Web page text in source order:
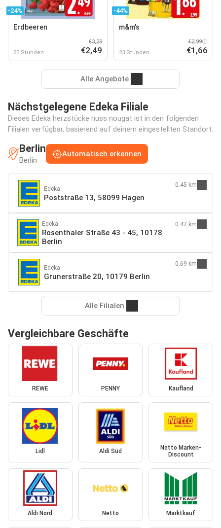
-24%
Erdbeeren
23 Stunden
€3,29
€2,49
-44%
m&m's
23 Stunden
€2,99
€1,66
Alle Angebote
Nächstgelegene Edeka Filiale
Dieses Edeka herzstücke nuss nougat ist in den folgenden
Filialen verfügbar, basierend auf deinem eingestellten Standort:
Berlin
Berlin
Automatisch erkennen
Edeka
Poststraße 13, 58099 Hagen
0.45 km
Edeka
Rosenthaler Straße 43 - 45, 10178
Berlin
0.47 km
Edeka
Grunerstraße 20, 10179 Berlin
0.69 km
Alle Filialen
Vergleichbare Geschäfte
REWE PENNY Kaufland
Lidl Aldi Süd
Netto Marken-
Discount
Aldi Nord Netto Marktkauf